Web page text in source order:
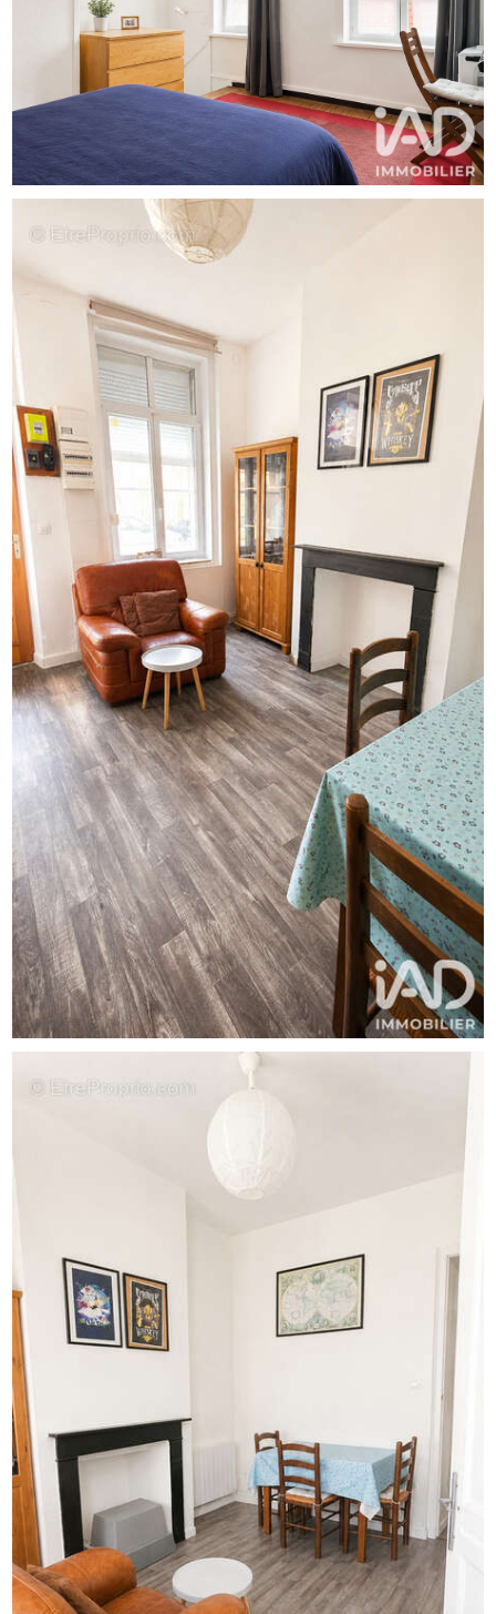
Avantages :
- Maison de ville avec un cachet unique
- Situation géographique centrale, à proximité du métro,
des écoles et lycées
- Espace de vie lumineux et bien agencé sur trois niveaux
- Cave de 10 m², idéale pour du rangement
supplémentaire
Cette maison de ville saura séduire les acheteurs en
quête d'authenticité et de charme. Son emplacement de
choix, à proximité des transports en commun et des
établissements scolaires, en fait un bien idéal pour une
première acquisition ou un investissement locatif.
N'attendez plus, contactez-moi pour organiser une visite
et laissez-vous charmer par cette demeure pleine
d'histoire.
Honoraires d'agence à la charge du vendeur.
La présentation d'une pièce d'identité en cours de validité
sera demandée à la visite, conformément à l'article L. 561-
5 du Code monétaire et financier. Les informations sur les
risques auxquels ce bien est exposé, y compris
l'obligation légale de débroussaillement, sont disponibles
sur le site Géorisques : http://www.georisques.gouv.fr.
La présente annonce immobilière a été rédigée sous la
responsabilité éditoriale de M Mickaël Bettan mandataire
indépendant en immobilier (sans détention de fonds),
agent commercial de la SAS I@D France immatriculé au
RSAC de LILLE METROPOLE sous le numéro 832403752,
titulaire de la carte de démarchage immobilier pour le
compte de la société I@D France SAS.Informations LOI
ALUR : Honoraires charge vendeur.
(gedeon_6727_33455678)